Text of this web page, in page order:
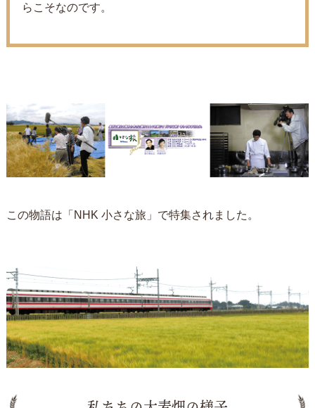
らこそなのです。
この物語は「NHK 小さな旅」で特集されました。